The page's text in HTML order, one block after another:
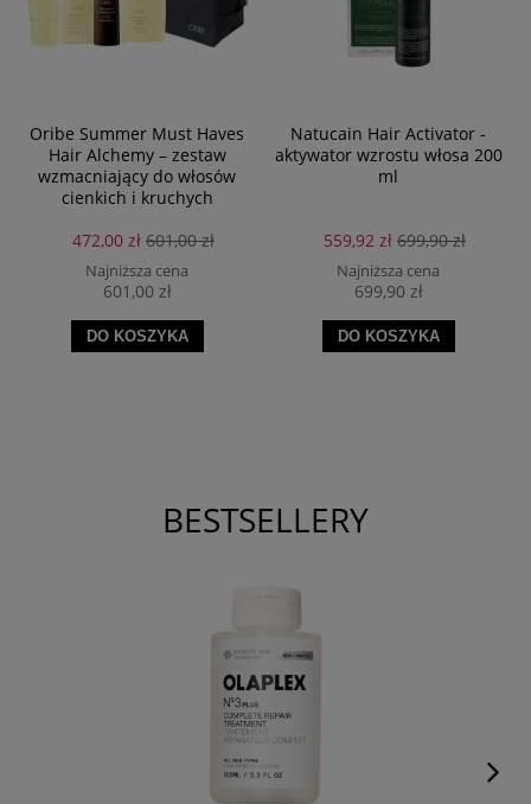
Oribe Summer Must Haves
Hair Alchemy – zestaw
wzmacniający do włosów
cienkich i kruchych
472,00 zł 601,00 zł
Najniższa cena
601,00 zł
DO KOSZYKA
Natucain Hair Activator -
aktywator wzrostu włosa 200
ml
559,92 zł 699,90 zł
Najniższa cena
699,90 zł
DO KOSZYKA
BESTSELLERY